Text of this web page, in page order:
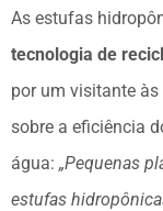
As estufas
tecnologia de
por um visitante
sobre a eficiência
água: „Pequenas
estufas